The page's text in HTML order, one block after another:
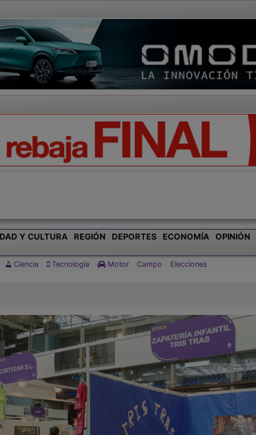
Y CULTURA REGIÓN DEPORTES ECONOMÍA OPINIÓN
Ciencia Tecnología Motor Campo Elecciones